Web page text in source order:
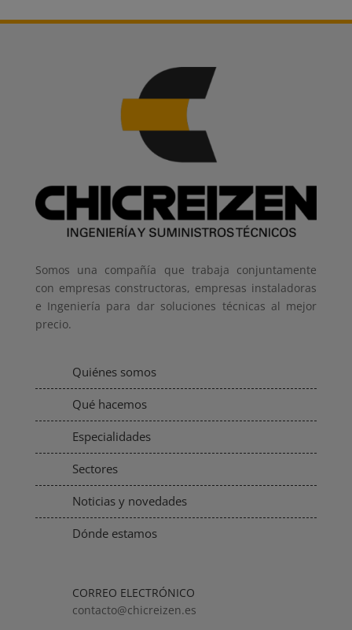
Somos una compañía que trabaja conjuntamente
con empresas constructoras, empresas instaladoras
e Ingeniería para dar soluciones técnicas al mejor
precio.
Quiénes somos
Qué hacemos
Especialidades
Sectores
Noticias y novedades
Dónde estamos
CORREO ELECTRÓNICO
contacto@chicreizen.es